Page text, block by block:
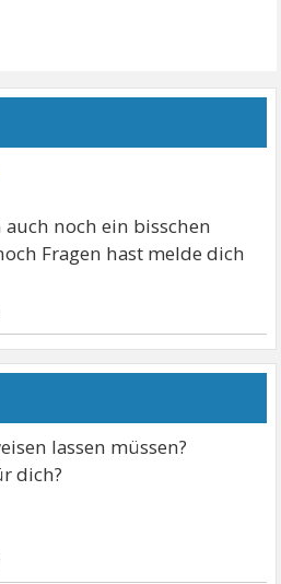
noch ein bisschen
Fragen hast melde dich
lassen müssen?
dich?